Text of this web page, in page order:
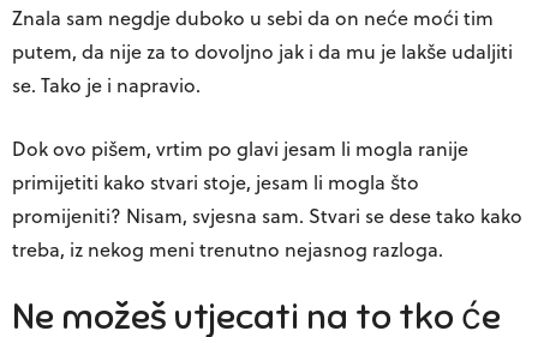
Znala sam negdje duboko u sebi da on neće moći tim
putem, da nije za to dovoljno jak i da mu je lakše udaljiti
se. Tako je i napravio.
Dok ovo pišem, vrtim po glavi jesam li mogla ranije
primijetiti kako stvari stoje, jesam li mogla što
promijeniti? Nisam, svjesna sam. Stvari se dese tako kako
treba, iz nekog meni trenutno nejasnog razloga.
Ne možeš utjecati na to tko će